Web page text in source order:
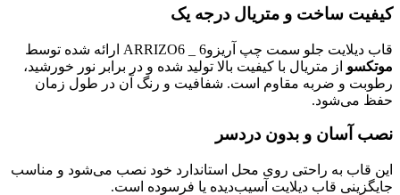
کیفیت ساخت و متریال درجه یک
قاب دیلایت جلو سمت چپ آریزو6 _ ARRIZO6 ارائه شده توسط
موتکسو از متریال با کیفیت بالا تولید شده و در برابر نور خورشید،
رطوبت و ضربه مقاوم است. شفافیت و رنگ آن در طول زمان
حفظ می‌شود.
نصب آسان و بدون دردسر
این قاب به راحتی روی محل استاندارد خود نصب می‌شود و مناسب
جایگزینی قاب دیلایت آسیب‌دیده یا فرسوده است.